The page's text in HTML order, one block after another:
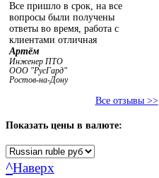
Все пришло в срок, на все
вопросы были получены
ответы во время, работа с
клиентами отличная
Артём
Инженер ПТО
ООО "РусГард"
Ростов-на-Дону
Все отзывы >>
Показать цены в валюте:
^Наверх